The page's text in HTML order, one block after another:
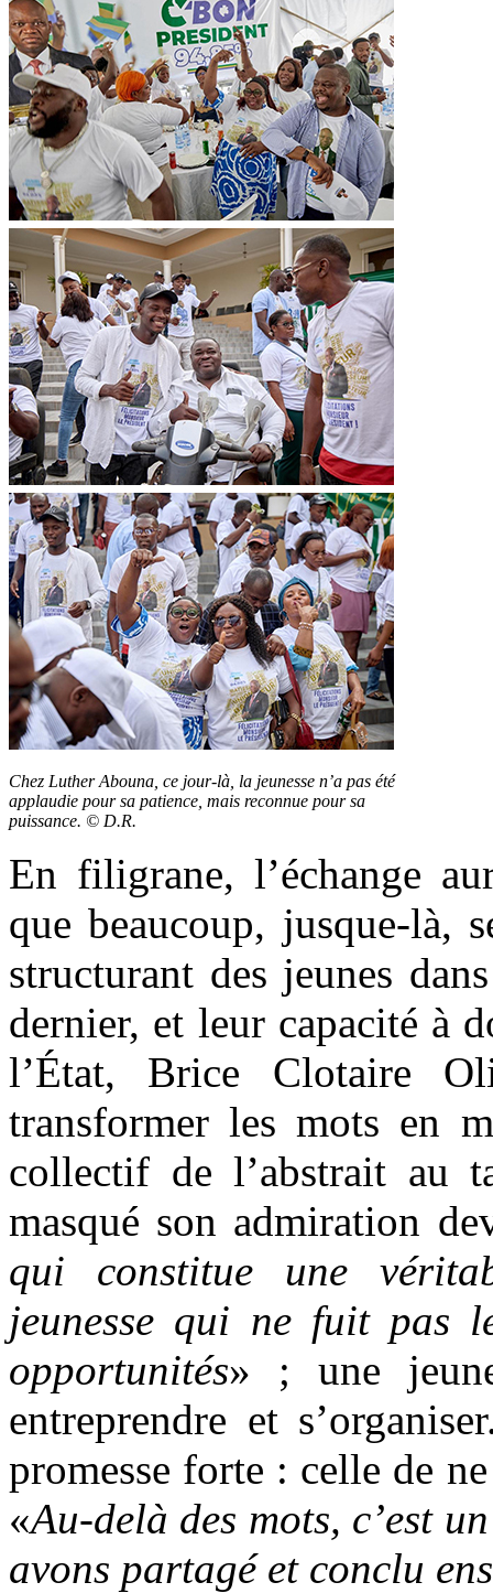
Chez Luther Abouna, ce jour-là, la jeunesse n’a pas été
applaudie pour sa patience, mais reconnue pour sa
puissance. © D.R.
En filigrane, l’échange
que beaucoup, jusque-là,
structurant des jeunes
dernier, et leur capacité à
l’État, Brice Clotaire
transformer les mots en
collectif de l’abstrait au
masqué son admiration
qui constitue une
jeunesse qui ne fuit pas
opportunités» ; une
entreprendre et
promesse forte : celle de
«Au-delà des mots, c’est
avons partagé et conclu